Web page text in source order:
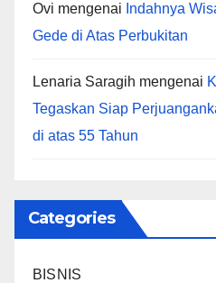
Ovi mengenai Indahnya
Gede di Atas Perbukitan
Lenaria Saragih mengenai
Tegaskan Siap
di atas 55 Tahun
Categories
BISNIS